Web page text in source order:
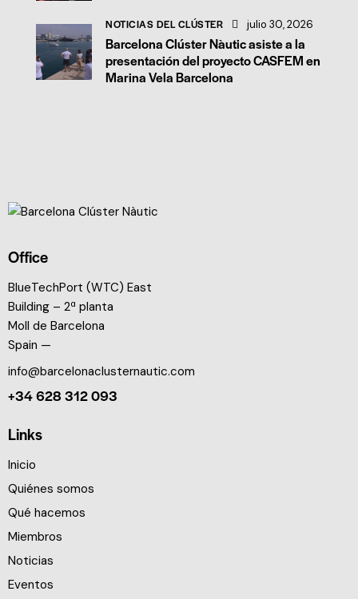
NOTICIAS DEL CLÚSTER julio 30, 2026
Barcelona Clúster Nàutic asiste a la
presentación del proyecto CASFEM en
Marina Vela Barcelona
Office
BlueTechPort (WTC) East
Building – 2ª planta
Moll de Barcelona
Spain —
info@barcelonaclusternautic.com
+34 628 312 093
Links
Inicio
Quiénes somos
Qué hacemos
Miembros
Noticias
Eventos